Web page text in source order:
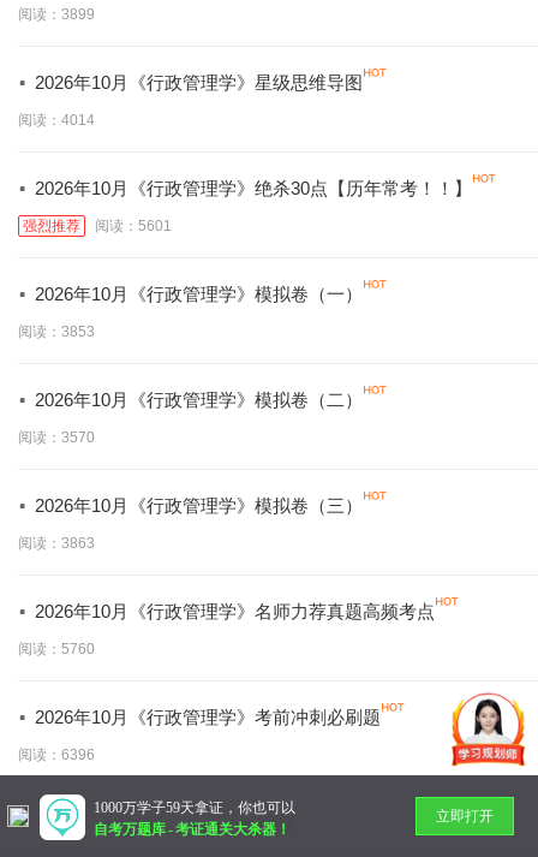
阅读：3899
· 2026年10月《行政管理学》星级思维导图
阅读：4014
· 2026年10月《行政管理学》绝杀30点【历年常考！！】
强烈推荐 阅读：5601
· 2026年10月《行政管理学》模拟卷（一）
阅读：3853
· 2026年10月《行政管理学》模拟卷（二）
阅读：3570
· 2026年10月《行政管理学》模拟卷（三）
阅读：3863
· 2026年10月《行政管理学》名师力荐真题高频考点
阅读：5760
· 2026年10月《行政管理学》考前冲刺必刷题
阅读：6396
暂无更多
1000万学子59天拿证，你也可以
自考万题库-考证通关大杀器！
立即打开